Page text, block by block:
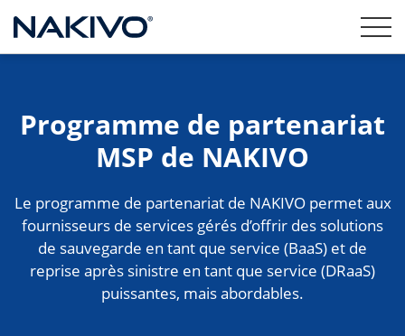
Programme de partenariat
MSP de NAKIVO
Le programme de partenariat de NAKIVO permet aux
fournisseurs de services gérés d’offrir des solutions
de sauvegarde en tant que service (BaaS) et de
reprise après sinistre en tant que service (DRaaS)
puissantes, mais abordables.